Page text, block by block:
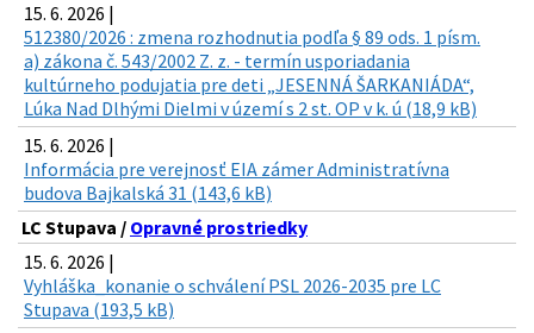
15. 6. 2026 |
512380/2026 : zmena rozhodnutia podľa § 89 ods. 1 písm.
a) zákona č. 543/2002 Z. z. - termín usporiadania
kultúrneho podujatia pre deti „JESENNÁ ŠARKANIÁDA“,
Lúka Nad Dlhými Dielmi v území s 2 st. OP v k. ú (18,9 kB)
15. 6. 2026 |
Informácia pre verejnosť EIA zámer Administratívna
budova Bajkalská 31 (143,6 kB)
LC Stupava / Opravné prostriedky
15. 6. 2026 |
Vyhláška_konanie o schválení PSL 2026-2035 pre LC
Stupava (193,5 kB)